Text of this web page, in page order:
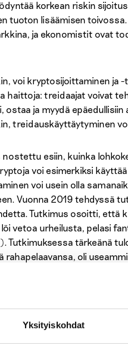
Yksityiskohdat
korkean riskin
tuoton lisäämisen
ja ekonomistit ovat
voi kryptosijoittaminen ja
haittoja: treidaajat voivat
ja myydä
treidauskäyttäytyminen
esiin, kuinka
voi esimerkiksi
voi usein olla
Vuonna 2019 tehdyssä
Tutkimus osoitti, että
vetoa urheilusta, pelasi
Tutkimuksessa tärkeänä
oli
ja